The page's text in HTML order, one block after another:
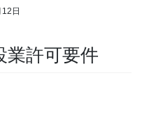
日
業許可要件